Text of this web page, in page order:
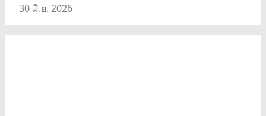
30 มิ.ย. 2026